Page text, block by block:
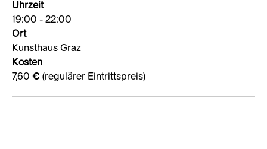
Uhrzeit
19:00 - 22:00
Ort
Kunsthaus Graz
Kosten
7,60 € (regulärer Eintrittspreis)